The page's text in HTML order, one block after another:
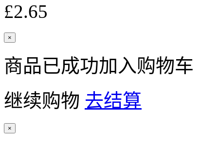
£2.65
×
商品已成功加入购物车
继续购物 去结算
×